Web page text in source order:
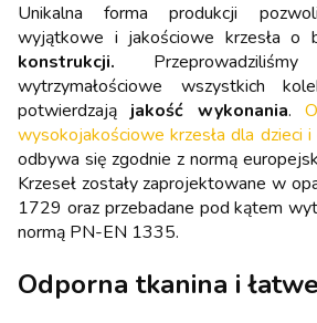
Unikalna forma produkcji
wyjątkowe i jakościowe krzesła o
konstrukcji.
wytrzymałościowe wszystkich
potwierdzająjakość wykonania.
wysokojakościowe krzesła dla dzieci i
odbywa się zgodnie z normą
Krzeseł zostały zaprojektowane w
1729 oraz przebadane pod kątem
normą PN-EN 1335.
Odporna tkanina i